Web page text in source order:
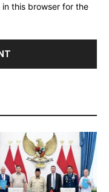
this browser for the